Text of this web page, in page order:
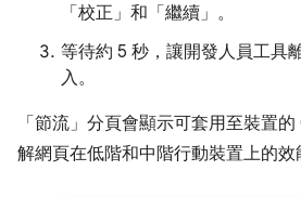
「校正」 和「繼續」 。
等待約 5 秒，讓開發人員工具
入。
「節流」 分頁會顯示可套用至裝置的
解網頁在低階和中階行動裝置上的效